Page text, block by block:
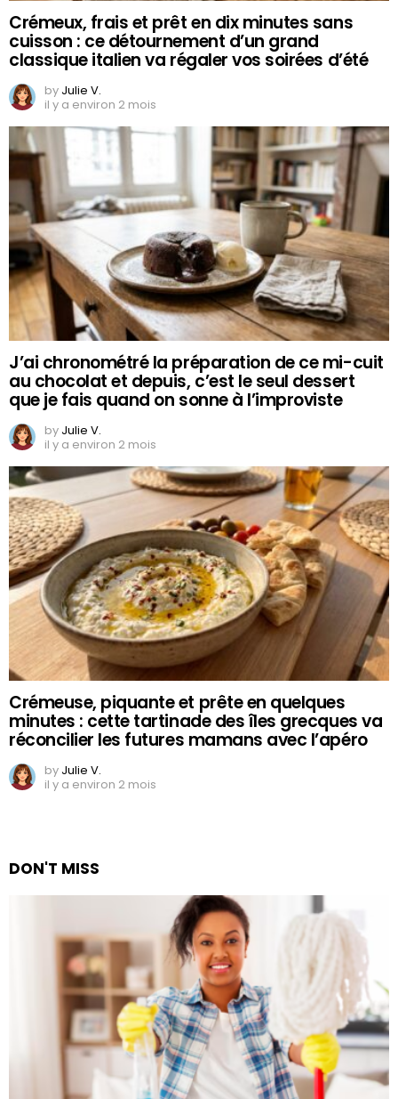
Crémeux, frais et prêt en dix minutes sans
cuisson : ce détournement d’un grand
classique italien va régaler vos soirées d’été
by Julie V.
il y a environ 2 mois
J’ai chronométré la préparation de ce mi-cuit
au chocolat et depuis, c’est le seul dessert
que je fais quand on sonne à l’improviste
by Julie V.
il y a environ 2 mois
Crémeuse, piquante et prête en quelques
minutes : cette tartinade des îles grecques va
réconcilier les futures mamans avec l’apéro
by Julie V.
il y a environ 2 mois
DON'T MISS